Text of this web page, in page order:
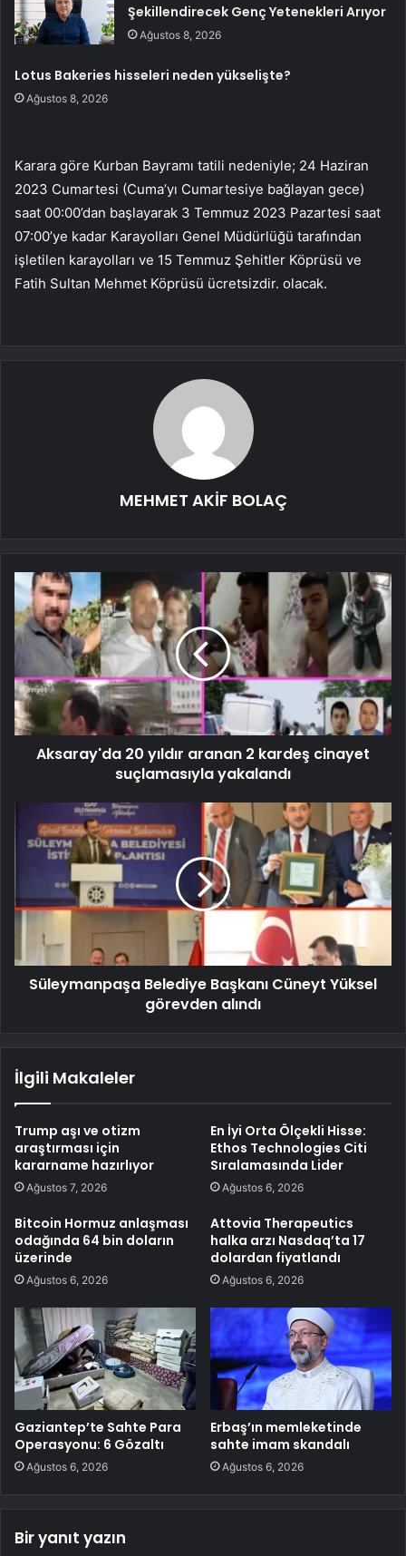
Şekillendirecek Genç Yetenekleri Arıyor
Ağustos 8, 2026
Lotus Bakeries hisseleri neden yükselişte?
Ağustos 8, 2026
Karara göre Kurban Bayramı tatili nedeniyle; 24 Haziran
2023 Cumartesi (Cuma’yı Cumartesiye bağlayan gece)
saat 00:00’dan başlayarak 3 Temmuz 2023 Pazartesi saat
07:00’ye kadar Karayolları Genel Müdürlüğü tarafından
işletilen karayolları ve 15 Temmuz Şehitler Köprüsü ve
Fatih Sultan Mehmet Köprüsü ücretsizdir. olacak.
MEHMET AKİF BOLAÇ
Aksaray'da 20 yıldır aranan 2 kardeş cinayet
suçlamasıyla yakalandı
Süleymanpaşa Belediye Başkanı Cüneyt Yüksel
görevden alındı
İlgili Makaleler
Trump aşı ve otizm
araştırması için
kararname hazırlıyor
Ağustos 7, 2026
En İyi Orta Ölçekli Hisse:
Ethos Technologies Citi
Sıralamasında Lider
Ağustos 6, 2026
Bitcoin Hormuz anlaşması
odağında 64 bin doların
üzerinde
Ağustos 6, 2026
Attovia Therapeutics
halka arzı Nasdaq’ta 17
dolardan fiyatlandı
Ağustos 6, 2026
Gaziantep’te Sahte Para
Operasyonu: 6 Gözaltı
Ağustos 6, 2026
Erbaş’ın memleketinde
sahte imam skandalı
Ağustos 6, 2026
Bir yanıt yazın